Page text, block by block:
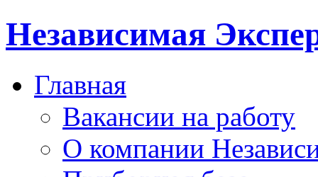
Независимая
Главная
Вакансии на работу
О компании